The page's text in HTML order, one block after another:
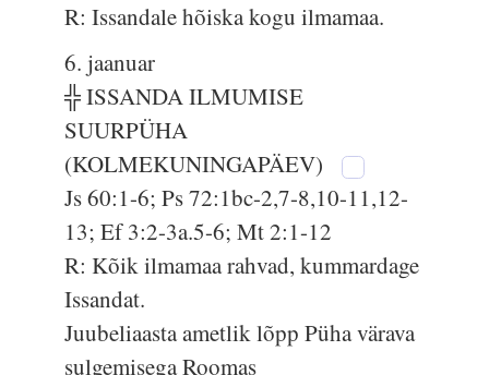
R: Issandale hõiska kogu ilmamaa.
6. jaanuar
╬ ISSANDA ILMUMISE
SUURPÜHA
(KOLMEKUNINGAPÄEV)
Js 60:1-6; Ps 72:1bc-2,7-8,10-11,12-
13; Ef 3:2-3a.5-6; Mt 2:1-12
R: Kõik ilmamaa rahvad, kummardage
Issandat.
Juubeliaasta ametlik lõpp Püha värava
sulgemisega Roomas